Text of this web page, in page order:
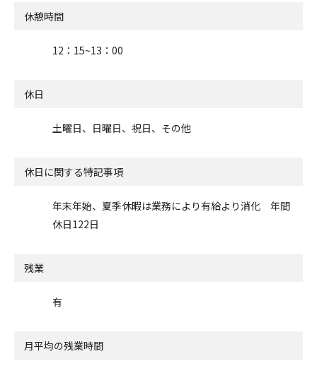
休憩時間
12：15~13：00
休日
土曜日、日曜日、祝日、その他
休日に関する特記事項
年末年始、夏季休暇は業務により有給より消化 年間
休日122日
残業
有
月平均の残業時間